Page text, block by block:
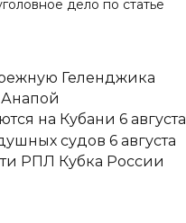
дело по статье
Геленджика
на Кубани 6 августа
судов 6 августа
РПЛ Кубка России